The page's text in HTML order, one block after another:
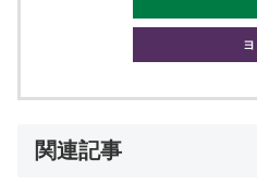
関連記事